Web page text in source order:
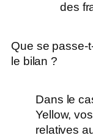
des
Que se passe-
le bilan ?
Dans le
Yellow,
relatives